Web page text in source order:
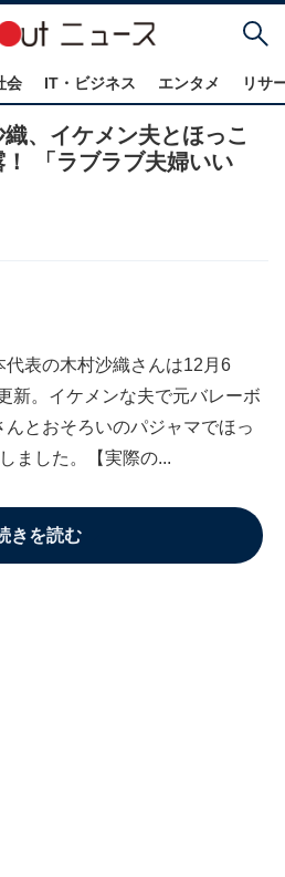
会 IT・ビジネス エンタメ リサ
織、イケメン夫とほっこ
「ラブラブ夫婦いい
表の木村沙織さんは12月6
新。イケメンな夫で元バレーボ
とおそろいのパジャマでほっ
ました。【実際の...
きを読む